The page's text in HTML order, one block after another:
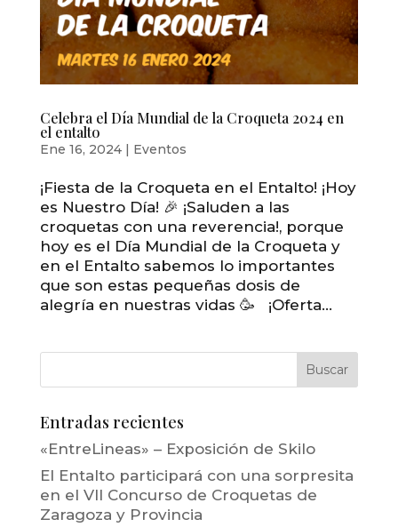
Celebra el Día Mundial de la Croqueta 2024 en
el entalto
Ene 16, 2024| Eventos
¡Fiesta de la Croqueta en el Entalto! ¡Hoy
es Nuestro Día! 🎉 ¡Saluden a las
croquetas con una reverencia!, porque
hoy es el Día Mundial de la Croqueta y
en el Entalto sabemos lo importantes
que son estas pequeñas dosis de
alegría en nuestras vidas 🥳 ¡Oferta...
Entradas recientes
«EntreLineas» – Exposición de Skilo
El Entalto participará con una sorpresita
en el VII Concurso de Croquetas de
Zaragoza y Provincia